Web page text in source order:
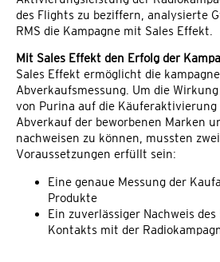
des Flights zu beziffern, analysierte
RMS die Kampagne mit Sales Effekt.
Mit Sales Effekt den Erfolg der
Sales Effekt ermöglicht die
Abverkaufsmessung. Um die
von Purina auf die Käuferaktivierung
Abverkauf der beworbenen Marken
nachweisen zu können, mussten
Voraussetzungen erfüllt sein:
Eine genaue Messung der
Produkte
Ein zuverlässiger Nachweis
Kontakts mit der